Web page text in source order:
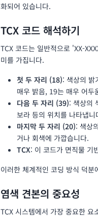
화되어 있습니다.
TCX 코드 해석하기
TCX 코드는 일반적으로 'XX-
미를 가집니다.
첫 두 자리 (18): 색상의 밝
매우 밝음, 19는 매우 어두
다음 두 자리 (39): 색상의
보라 등의 위치를 나타냅니
마지막 두 자리 (20): 색상
거나 회색에 가깝습니다.
TCX: 이 코드가 면직물 기
이러한 체계적인 코딩 방식 덕
염색 견본의 중요성
TCX 시스템에서 가장 중요한